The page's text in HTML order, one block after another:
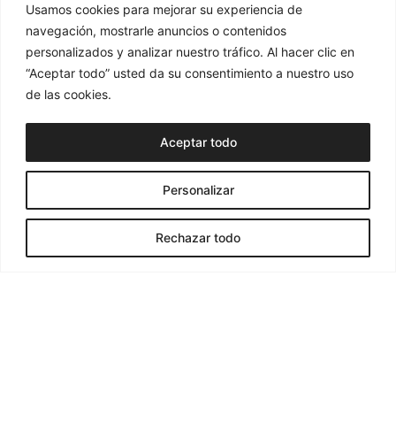
Usamos cookies para mejorar su experiencia de
navegación, mostrarle anuncios o contenidos
personalizados y analizar nuestro tráfico. Al hacer clic en
“Aceptar todo” usted da su consentimiento a nuestro uso
de las cookies.
Personalizar
Rechazar todo
Aceptar todo
¿Hablamos?Contacta